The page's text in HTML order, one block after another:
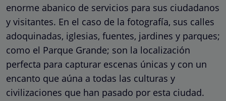
enorme abanico de servicios para sus ciudadanos
y visitantes. En el caso de la fotografía, sus calles
adoquinadas, iglesias, fuentes, jardines y parques;
como el Parque Grande; son la localización
perfecta para capturar escenas únicas y con un
encanto que aúna a todas las culturas y
civilizaciones que han pasado por esta ciudad.